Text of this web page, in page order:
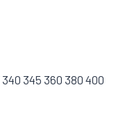
345 360 380 400